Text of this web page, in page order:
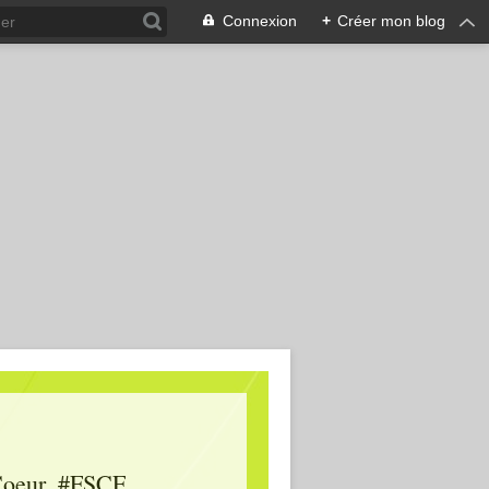
Connexion + Créer mon blog